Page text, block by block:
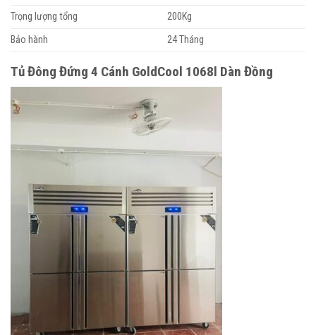
Trọng lượng tổng
200Kg
Bảo hành
24 Tháng
Tủ Đông Đứng 4 Cánh GoldCool 1068l Dàn Đồng